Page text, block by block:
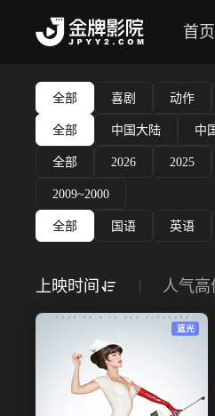
首页
全部 喜剧 动作
全部 中国大陆 中
全部 2026 2025
2009~2000
全部 国语 英语
上映时间 人气高
蓝光